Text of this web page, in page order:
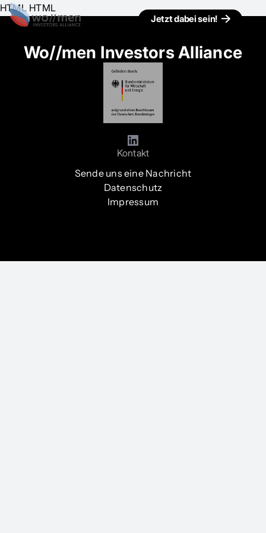
Jetzt dabei sein!
HTML HTML
Wo//men Investors Alliance
Kontakt
Sende uns eine Nachricht
Datenschutz
Impressum